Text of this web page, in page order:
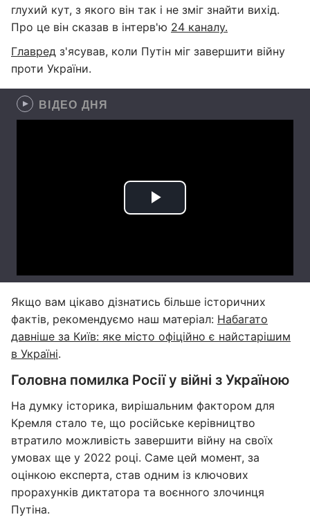
глухий кут, з якого він так і не зміг знайти вихід.
Про це він сказав в інтерв'ю 24 каналу.
Главред з'ясував, коли Путін міг завершити війну
проти України.
ВІДЕО ДНЯ
Якщо вам цікаво дізнатись більше історичних
фактів, рекомендуємо наш матеріал: Набагато
давніше за Київ: яке місто офіційно є найстарішим
в Україні.
Головна помилка Росії у війні з Україною
На думку історика, вирішальним фактором для
Кремля стало те, що російське керівництво
втратило можливість завершити війну на своїх
умовах ще у 2022 році. Саме цей момент, за
оцінкою експерта, став одним із ключових
прорахунків диктатора та воєнного злочинця
Путіна.